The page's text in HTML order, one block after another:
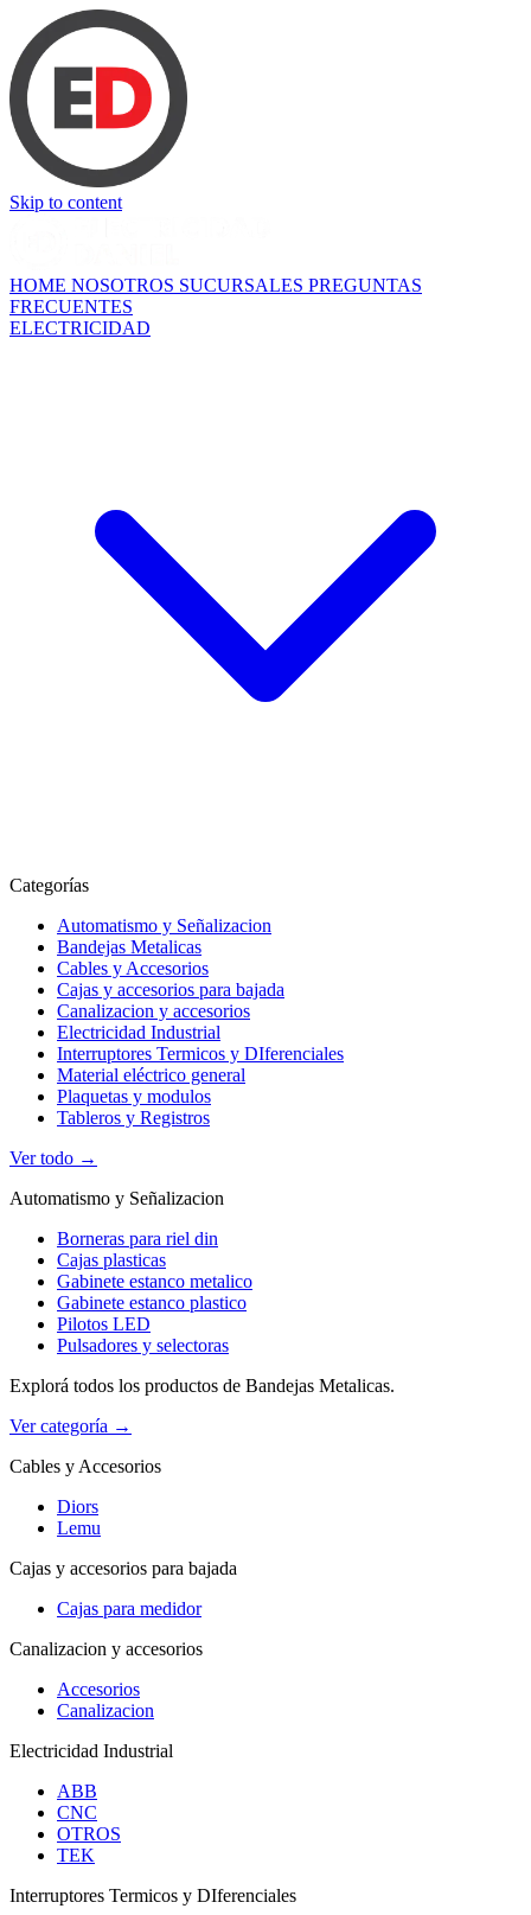
Skip to content
HOME NOSOTROS SUCURSALES PREGUNTAS
FRECUENTES
ELECTRICIDAD
Categorías
Automatismo y Señalizacion
Bandejas Metalicas
Cables y Accesorios
Cajas y accesorios para bajada
Canalizacion y accesorios
Electricidad Industrial
Interruptores Termicos y DIferenciales
Material eléctrico general
Plaquetas y modulos
Tableros y Registros
Ver todo →
Automatismo y Señalizacion
Borneras para riel din
Cajas plasticas
Gabinete estanco metalico
Gabinete estanco plastico
Pilotos LED
Pulsadores y selectoras
Explorá todos los productos de Bandejas Metalicas.
Ver categoría →
Cables y Accesorios
Diors
Lemu
Cajas y accesorios para bajada
Cajas para medidor
Canalizacion y accesorios
Accesorios
Canalizacion
Electricidad Industrial
ABB
CNC
OTROS
TEK
Interruptores Termicos y DIferenciales